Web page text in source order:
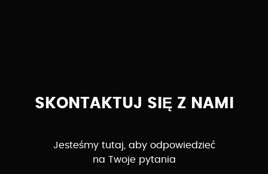
SKONTAKTUJ SIĘ Z NAMI
Jesteśmy tutaj, aby odpowiedzieć
na Twoje pytania